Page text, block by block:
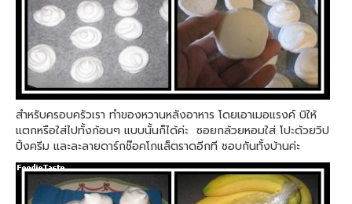
สำหรับครอบครัวเรา ทำของหวานหลังอาหาร โดยเอาเมอแรงค์ บิให้
แตกหรือใส่ไปทั้งก้อนๆ แบบนั้นก็ได้ค่ะ ซอยกล้วยหอมใส่ โปะด้วยวิป
ปิ้งครีม และละลายดาร์กช๊อคโกแล็ตราดอีกที ชอบกันทั้งบ้านค่ะ